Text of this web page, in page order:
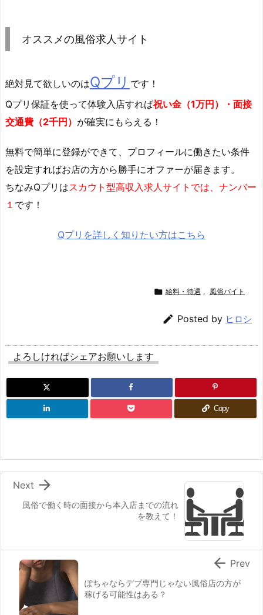
オススメの風俗求人サイト
絶対見て欲しいのはQプリ です！
Qプリ保証を使って体験入店すれば祝い金（1万円）・面接
交通費（2千円） が確実にもらえる！
無料で簡単に登録ができて、プロフィールに働きたい条件
を設定すればお店の方から勝手にオファーが届きます。
ちなみQプリはスカウト型高収入求人サイトでは、ナンバー
１ です！
Qプリを詳しく知りたい方はこちら
 給料・待遇 , 風俗バイト
 Posted by ヒロシ
よろしければシェアお願いします
Copy
風俗で働く時の面接から本入店までの流れ
を教えて！

Next
ぽちゃならデブ専門じゃない風俗店の方が
稼げる可能性はある？
 Prev